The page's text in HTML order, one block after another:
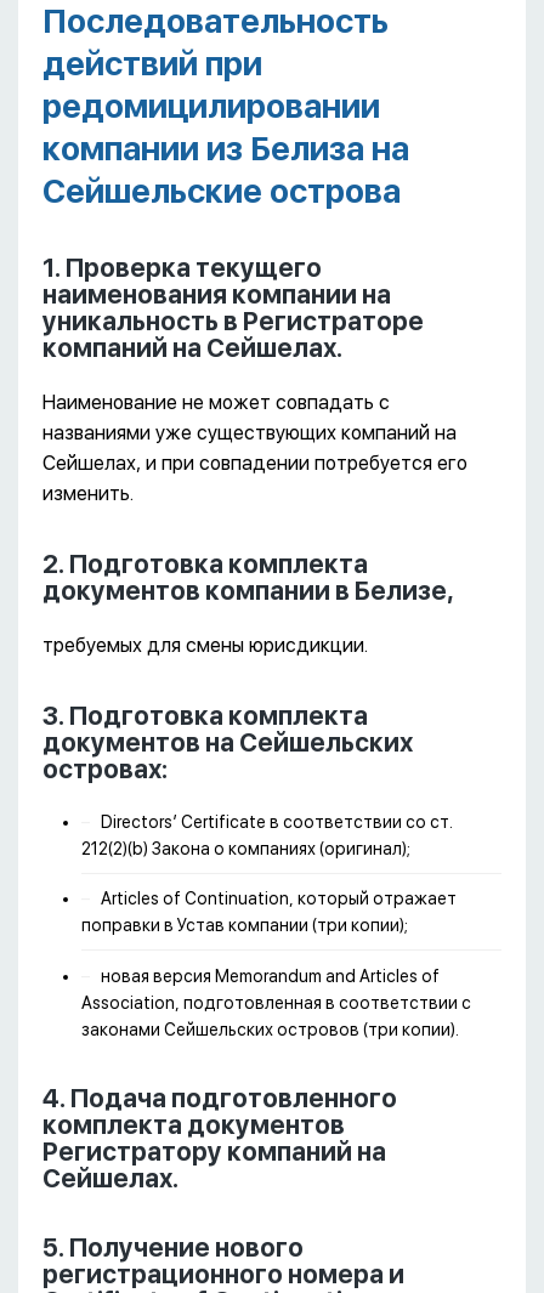
Последовательность
действий при
редомицилировании
компании из Белиза на
Сейшельские острова
1. Проверка текущего
наименования компании на
уникальность в Регистраторе
компаний на Сейшелах.
Наименование не может совпадать с
названиями уже существующих компаний на
Сейшелах, и при совпадении потребуется его
изменить.
2. Подготовка комплекта
документов компании в Белизе,
требуемых для смены юрисдикции.
3. Подготовка комплекта
документов на Сейшельских
островах:
Directors’ Certificate в соответствии со ст.
212(2)(b) Закона о компаниях (оригинал);
Articles of Continuation, который отражает
поправки в Устав компании (три копии);
новая версия Memorandum and Articles of
Association, подготовленная в соответствии с
законами Сейшельских островов (три копии).
4. Подача подготовленного
комплекта документов
Регистратору компаний на
Сейшелах.
5. Получение нового
регистрационного номера и